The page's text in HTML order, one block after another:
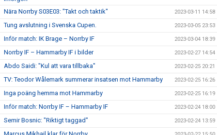
Nära Norrby S03E03: "Takt och taktik" 2023-03-11 14:58
Tung avslutning i Svenska Cupen. 2023-03-05 23:53
Inför match: IK Brage – Norrby IF 2023-03-04 18:39
Norrby IF – Hammarby IF i bilder 2023-02-27 14:54
Abdo Saidi: "Kul att vara tillbaka" 2023-02-25 20:21
TV: Teodor Wålemark summerar insatsen mot Hammarby 2023-02-25 16:26
Inga poäng hemma mot Hammarby 2023-02-25 16:19
Inför match: Norrby IF – Hammarby IF 2023-02-24 18:00
Semir Bosnic: "Riktigt taggad" 2023-02-24 13:59